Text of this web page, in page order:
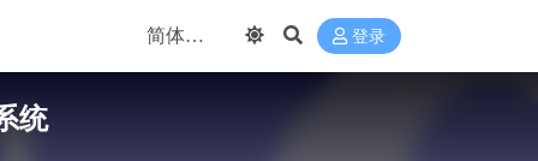
登录
统